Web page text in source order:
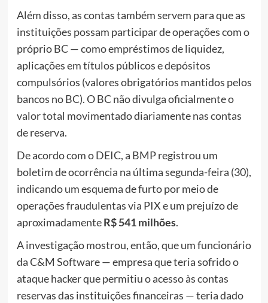
Além disso, as contas também servem para que as
instituições possam participar de operações com o
próprio BC — como empréstimos de liquidez,
aplicações em títulos públicos e depósitos
compulsórios (valores obrigatórios mantidos pelos
bancos no BC). O BC não divulga oficialmente o
valor total movimentado diariamente nas contas
de reserva.
De acordo com o DEIC, a BMP registrou um
boletim de ocorrência na última segunda-feira (30),
indicando um esquema de furto por meio de
operações fraudulentas via PIX e um prejuízo de
aproximadamenteR$ 541 milhões.
A investigação mostrou, então, que um funcionário
da C&M Software — empresa que teria sofrido o
ataque hacker que permitiu o acesso às contas
reservas das instituições financeiras — teria dado